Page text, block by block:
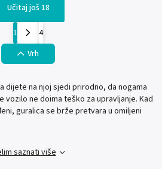
Učitaj još 18
1
4
Vrh
dijete na njoj sjedi prirodno, da nogama
vozilo ne doima teško za upravljanje. Kad
guralica se brže pretvara u omiljeni
saznati više